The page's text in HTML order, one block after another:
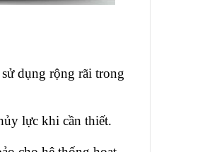
dụng rộng rãi trong
lực khi cần thiết.